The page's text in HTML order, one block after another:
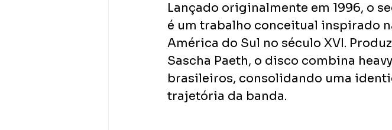
Lançado originalmente em 1996, o
é um trabalho conceitual inspirado
América do Sul no século XVI.
Sascha Paeth, o disco combina
brasileiros, consolidando uma
trajetória da banda.